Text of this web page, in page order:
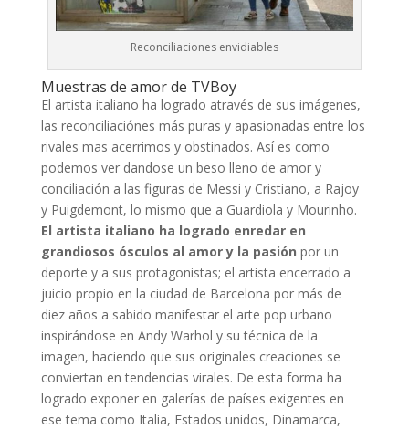
Reconciliaciones envidiables
Muestras de amor de TVBoy
El artista italiano ha logrado através de sus imágenes,
las reconciliaciónes más puras y apasionadas entre los
rivales mas acerrimos y obstinados. Así es como
podemos ver dandose un beso lleno de amor y
conciliación a las figuras de Messi y Cristiano, a Rajoy
y Puigdemont, lo mismo que a Guardiola y Mourinho.
El artista italiano ha logrado enredar en
grandiosos ósculos al amor y la pasión por un
deporte y a sus protagonistas; el artista encerrado a
juicio propio en la ciudad de Barcelona por más de
diez años a sabido manifestar el arte pop urbano
inspirándose en Andy Warhol y su técnica de la
imagen, haciendo que sus originales creaciones se
conviertan en tendencias virales. De esta forma ha
logrado exponer en galerías de países exigentes en
ese tema como Italia, Estados unidos, Dinamarca,